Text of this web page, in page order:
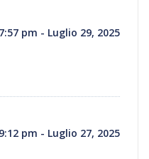
pm - Luglio 29, 2025
pm - Luglio 27, 2025